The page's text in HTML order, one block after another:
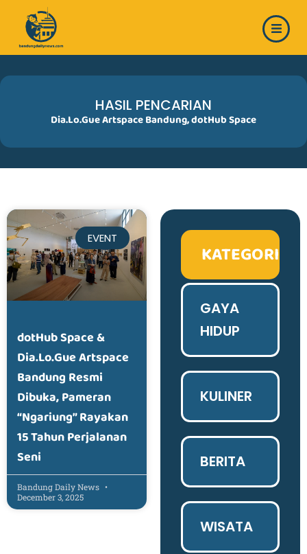
content
HASIL PENCARIAN
Dia.Lo.Gue Artspace Bandung,dotHub Space
EVENT
dotHub Space &
Dia.Lo.Gue Artspace
Bandung Resmi
Dibuka, Pameran
“Ngariung” Rayakan
15 Tahun Perjalanan
Seni
Bandung Daily News
December 3, 2025
KATEGORI
GAYA
HIDUP
KULINER
BERITA
WISATA